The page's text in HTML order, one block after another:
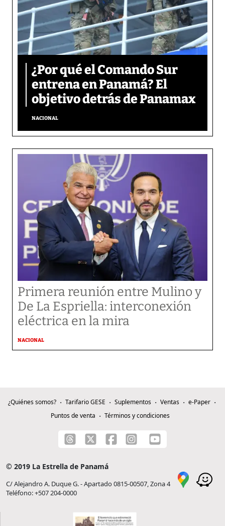
¿Por qué el Comando Sur
entrena en Panamá? El
objetivo detrás de Panamax
NACIONAL
Primera reunión entre Mulino y
De La Espriella: interconexión
eléctrica en la mira
NACIONAL
¿Quiénes somos? Tarifario GESE Suplementos Ventas
e-Paper
Puntos de venta
Términos y condiciones
© 2019 La Estrella de Panamá
C/ Alejandro A. Duque G. - Apartado 0815-00507, Zona 4
Teléfono: +507 204-0000